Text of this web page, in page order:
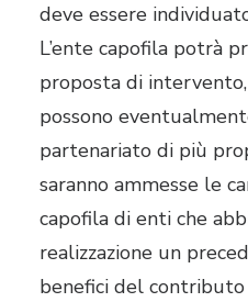
deve essere
L’ente capofila potrà
proposta di
possono
partenariato di più
saranno ammesse le
capofila di enti che
realizzazione un
benefici del contributo